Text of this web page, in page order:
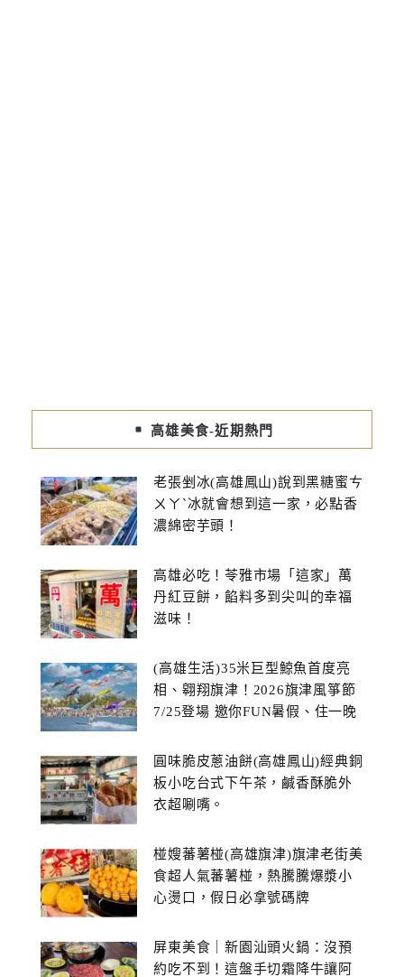
高雄美食-近期熱門
老張剉冰(高雄鳳山)說到黑糖蜜ㄘ
ㄨㄚˋ冰就會想到這一家，必點香
濃綿密芋頭！
高雄必吃！苓雅市場「這家」萬
丹紅豆餅，餡料多到尖叫的幸福
滋味！
(高雄生活)35米巨型鯨魚首度亮
相、翱翔旗津！2026旗津風箏節
7/25登場 邀你FUN暑假、住一晚
圓味脆皮蔥油餅(高雄鳳山)經典銅
板小吃台式下午茶，鹹香酥脆外
衣超唰嘴。
椪嫂蕃薯椪(高雄旗津)旗津老街美
食超人氣蕃薯椪，熱騰騰爆漿小
心燙口，假日必拿號碼牌
屏東美食｜新園汕頭火鍋：沒預
約吃不到！這盤手切霜降牛讓阿